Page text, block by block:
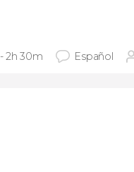
2h 30m Español